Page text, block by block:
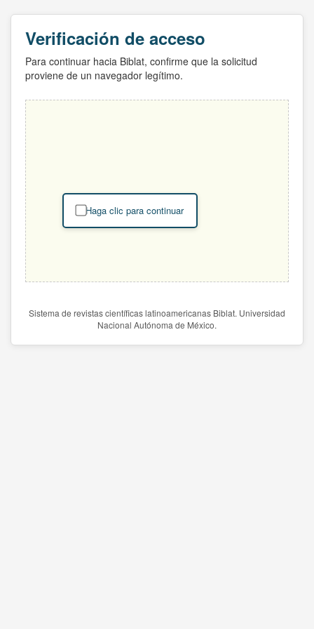
Verificación de acceso
Para continuar hacia Biblat, confirme que la solicitud
proviene de un navegador legítimo.
Haga clic para continuar
Sistema de revistas científicas latinoamericanas Biblat. Universidad
Nacional Autónoma de México.